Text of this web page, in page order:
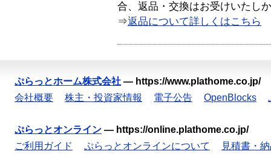
合、返品・交換はお受けいたし
⇒返品について詳しくはこちら
ぷらっとホーム株式会社 — https://www.plathome.co.jp/
会社概要
株主・投資家情報 電子公告 OpenBlocks
ぷらっとオンライン — https://online.plathome.co.jp/
ご利用ガイド
ぷらっとオンラインについて
見積書・